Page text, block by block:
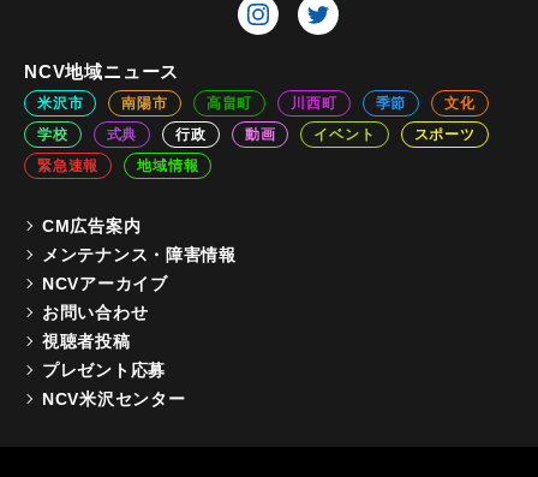
NCV地域ニュース
米沢市 南陽市 高畠町 川西町 季節
文化
学校
式典 行政 動画 イベント
スポーツ
緊急速報
地域情報
CM広告案内
メンテナンス・障害情報
NCVアーカイブ
お問い合わせ
視聴者投稿
プレゼント応募
NCV米沢センター